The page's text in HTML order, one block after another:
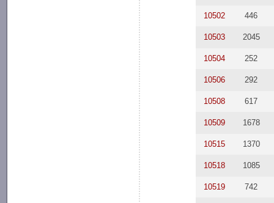
10502 446
10503 2045
10504 252
10506 292
10508 617
10509 1678
10515 1370
10518 1085
10519 742